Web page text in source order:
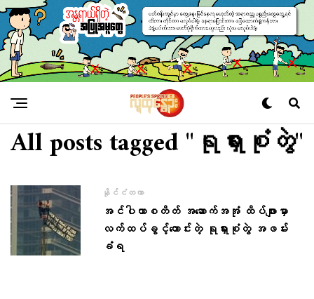
All posts tagged "ရုရှားစုံတွဲ"
နိုင်ငံတကာ
အင်ပါယာစတိတ် အဆောက်အအုံ ထိပ်ဖျားမှာ
လက်ထပ်ခွင့်တောင်းတဲ့ ရုရှားစုံတွဲ အဖမ်း
ခံရ